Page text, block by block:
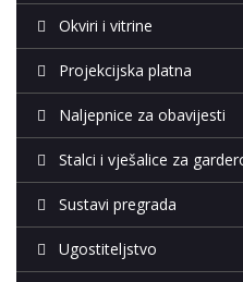
Okviri i vitrine
Projekcijska platna
Naljepnice za obavijesti
Stalci i vješalice za
Sustavi pregrada
Ugostiteljstvo